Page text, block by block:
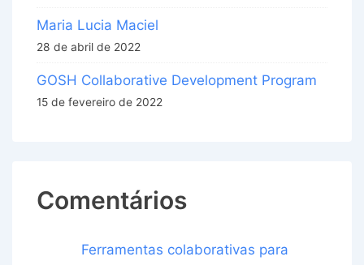
Maria Lucia Maciel
28 de abril de 2022
GOSH Collaborative Development Program
15 de fevereiro de 2022
Comentários
Ferramentas colaborativas para